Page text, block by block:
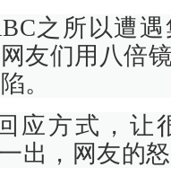
之所以遭
友们用八倍
。
应方式，让
出，网友的